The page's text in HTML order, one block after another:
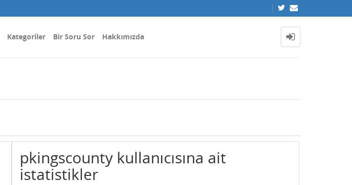
Kategoriler Bir Soru Sor Hakkımızda
pkingscounty kullanıcısına ait
istatistikler